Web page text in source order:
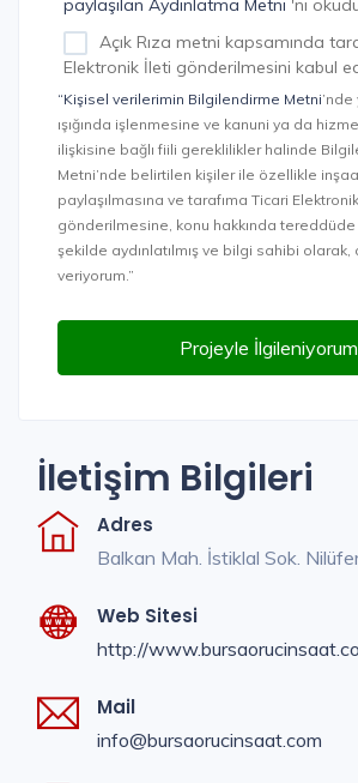
paylaşılan Aydınlatma Metni 'ni
Açık Rıza metni kapsamında
Elektronik İleti gönderilmesini kabul
“Kişisel verilerimin Bilgilendirme Metni
ışığında işlenmesine ve kanuni ya da
ilişkisine bağlı fiili gereklilikler halinde
Metni’nde belirtilen kişiler ile özellikle
paylaşılmasına ve tarafıma Ticari
gönderilmesine, konu hakkında
şekilde aydınlatılmış ve bilgi sahibi olarak,
veriyorum.”
Projeyle İlgileniyorum
İletişim Bilgileri
Adres
Balkan Mah. İstiklal Sok.
Web Sitesi
http://
Mail
info@bursaorucinsaat.com